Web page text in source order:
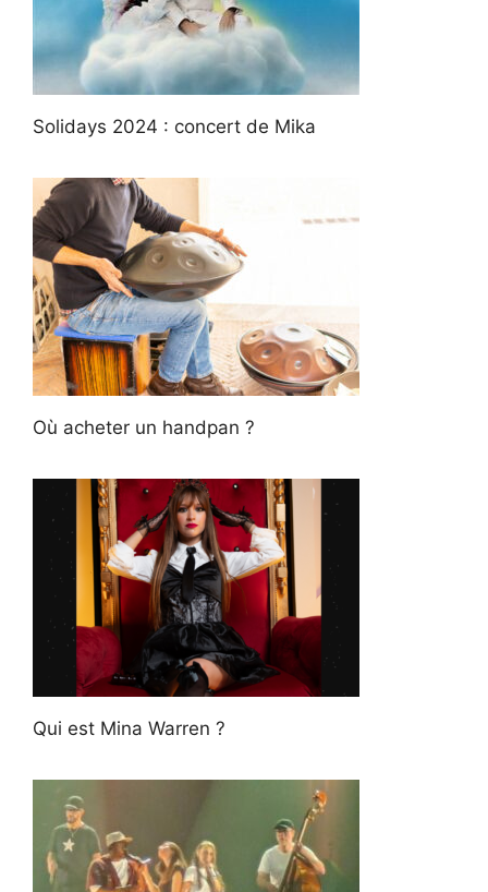
Solidays 2024 : concert de Mika
Où acheter un handpan ?
Qui est Mina Warren ?